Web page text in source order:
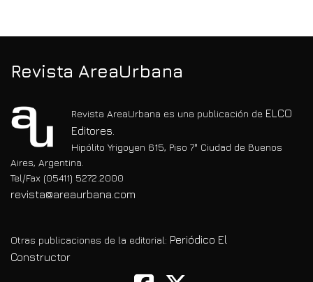
Revista AreaUrbana
Revista AreaUrbana es una publicación de ELCO
Editores.
Hipólito Yrigoyen 615, Piso 7° Ciudad de Buenos
Aires, Argentina.
Tel/Fax (05411) 5272.2000
revista@areaurbana.com
Otras publicaciones de la editorial: Periódico El
Constructor